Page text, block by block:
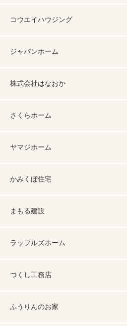
コウエイハウジング
ジャパンホーム
株式会社はなおか
さくらホーム
ヤマジホーム
かみくぼ住宅
まもる建設
ラッフルズホーム
つくし工務店
ふうりんのお家